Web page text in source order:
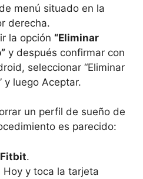
menú situado en la
derecha.
la opción “Eliminar
y después confirmar con
seleccionar “Eliminar
y luego Aceptar.
un perfil de sueño de
es parecido:
.
Hoy y toca la tarjeta